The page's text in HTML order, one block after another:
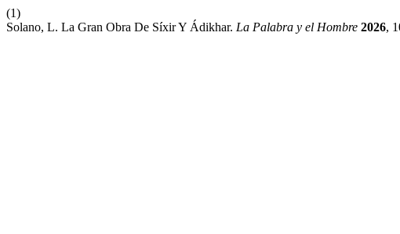
(1)
Solano, L. La Gran Obra De Síxir Y Ádikhar. La Palabra y el Hombre 2026,